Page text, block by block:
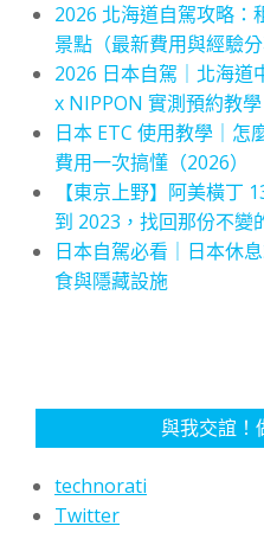
2026 北海道自駕攻略：
景點（最新費用與經驗分
2026 日本自駕｜北海道
x NIPPON 實測預約教學
日本 ETC 使用教學｜怎
費用一次搞懂（2026）
【東京上野】阿美橫丁
到 2023，找回那份不變
日本自駕必看｜日本休
食與隱藏設施
與我交誼！
technorati
Twitter